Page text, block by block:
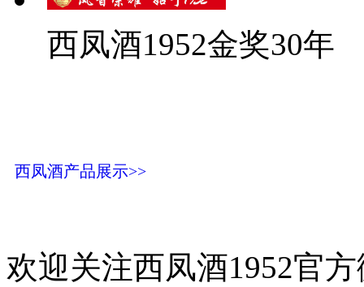
西凤酒1952金奖30年
西凤酒产品展示>>
欢迎关注西凤酒1952官